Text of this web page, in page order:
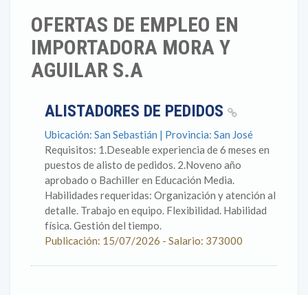
OFERTAS DE EMPLEO EN
IMPORTADORA MORA Y
AGUILAR S.A
ALISTADORES DE PEDIDOS
Ubicación: San Sebastián | Provincia: San José
Requisitos: 1.Deseable experiencia de 6 meses en
puestos de alisto de pedidos. 2.Noveno año
aprobado o Bachiller en Educación Media.
Habilidades requeridas: Organización y atención al
detalle. Trabajo en equipo. Flexibilidad. Habilidad
física. Gestión del tiempo.
Publicación: 15/07/2026 - Salario: 373000